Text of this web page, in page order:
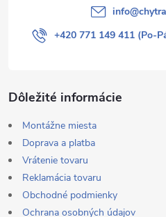
info@
+420 771 149 411 (Po-
Dôležité informácie
Montážne miesta
Doprava a platba
Vrátenie tovaru
Reklamácia tovaru
Obchodné podmienky
Ochrana osobných údajov